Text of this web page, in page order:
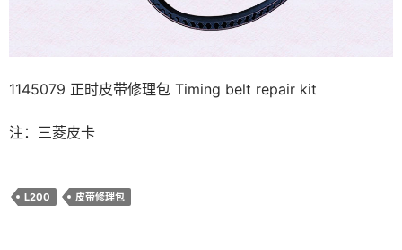
1145079 正时皮带修理包 Timing belt repair kit
注：三菱皮卡
L200 皮带修理包